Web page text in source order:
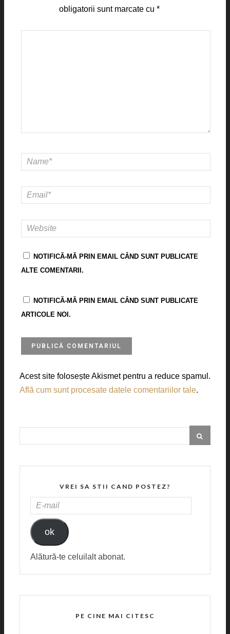
obligatorii sunt marcate cu*
NOTIFICĂ-MĂ PRIN EMAIL CÂND SUNT PUBLICATE
ALTE COMENTARII.
NOTIFICĂ-MĂ PRIN EMAIL CÂND SUNT PUBLICATE
ARTICOLE NOI.
Acest site folosește Akismet pentru a reduce spamul.
Află cum sunt procesate datele comentariilor tale.
VREI SA STII CAND POSTEZ?
MAIL
ok
Alătură-te celuilalt abonat.
PE CINE MAI CITESC